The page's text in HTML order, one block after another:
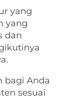
yang
yang
dan
bagi Anda
sesuai